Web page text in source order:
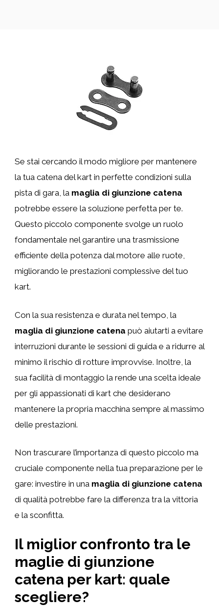
Se stai cercando il modo migliore per mantenere
la tua catena del kart in perfette condizioni sulla
pista di gara, la maglia di giunzione catena
potrebbe essere la soluzione perfetta per te.
Questo piccolo componente svolge un ruolo
fondamentale nel garantire una trasmissione
efficiente della potenza dal motore alle ruote,
migliorando le prestazioni complessive del tuo
kart.
Con la sua resistenza e durata nel tempo, la
maglia di giunzione catena può aiutarti a evitare
interruzioni durante le sessioni di guida e a ridurre al
minimo il rischio di rotture improvvise. Inoltre, la
sua facilità di montaggio la rende una scelta ideale
per gli appassionati di kart che desiderano
mantenere la propria macchina sempre al massimo
delle prestazioni.
Non trascurare l’importanza di questo piccolo ma
cruciale componente nella tua preparazione per le
gare: investire in una maglia di giunzione catena
di qualità potrebbe fare la differenza tra la vittoria
e la sconfitta.
Il miglior confronto tra le
maglie di giunzione
catena per kart: quale
scegliere?